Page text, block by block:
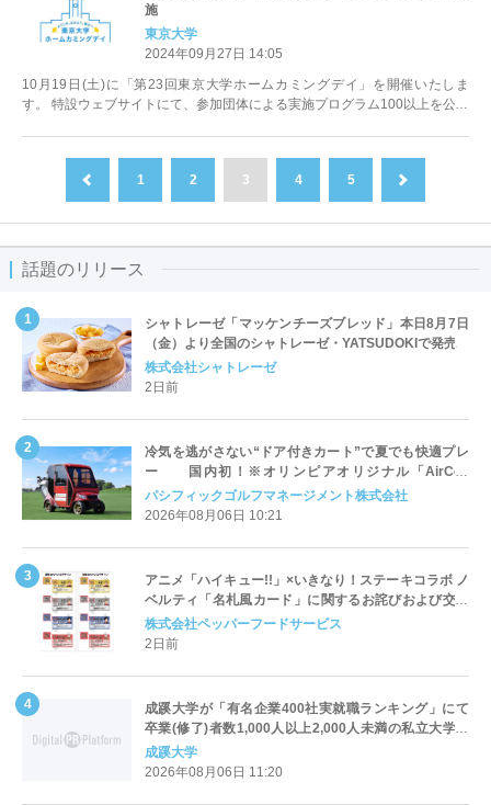
施
東京大学
2024年09月27日 14:05
10月19日(土)に「第23回東京大学ホームカミングデイ」を開催いたしま
す。 特設ウェブサイトにて、参加団体による実施プログラム100以上を公開
1 2 3 4 5
話題のリリース
シャトレーゼ「マッケンチーズブレッド」本日8月7日
（金）より全国のシャトレーゼ・YATSUDOKIで発売
株式会社シャトレーゼ
2日前
冷気を逃がさない“ドア付きカート”で夏でも快適プレ
ー 国内初！※オリンピアオリジナル「AirCon
Cart（エアコンカート）」導入 | ＰＧＭ
パシフィックゴルフマネージメント株式会社
2026年08月06日 10:21
アニメ「ハイキュー!!」×いきなり！ステーキコラボ ノ
ベルティ「名札風カード」に関するお詫びおよび交換
対応についてのご案内
株式会社ペッパーフードサービス
2日前
成蹊大学が「有名企業400社実就職ランキング」にて
卒業(修了)者数1,000人以上2,000人未満の私立大学で
全国第1位を獲得！～実就職率は26.5%（前年比＋
4.3pt）に伸長、東京の私立大学でも10位にランクイン
成蹊大学
2026年08月06日 11:20